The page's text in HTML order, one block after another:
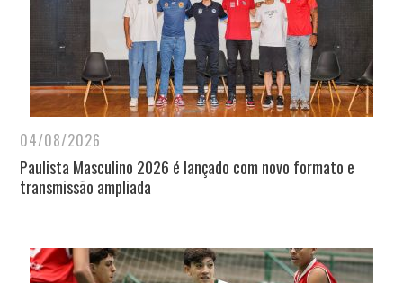
04/08/2026
Paulista Masculino 2026 é lançado com novo formato e
transmissão ampliada